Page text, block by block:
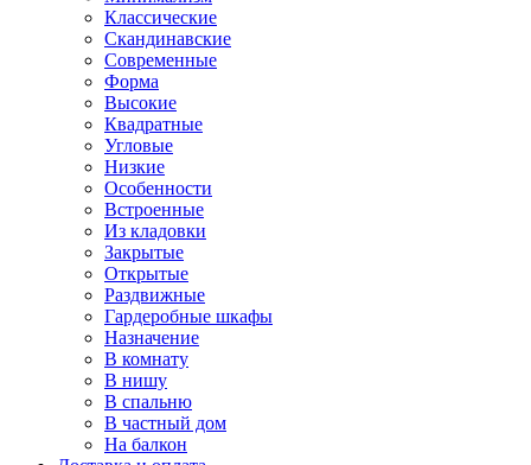
Классические
Скандинавские
Современные
Форма
Высокие
Квадратные
Угловые
Низкие
Особенности
Встроенные
Из кладовки
Закрытые
Открытые
Раздвижные
Гардеробные шкафы
Назначение
В комнату
В нишу
В спальню
В частный дом
На балкон